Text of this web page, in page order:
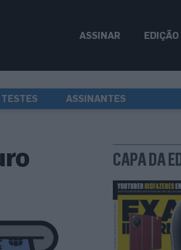
ASSINAR
TESTES ASSINANTES
CAPA DA